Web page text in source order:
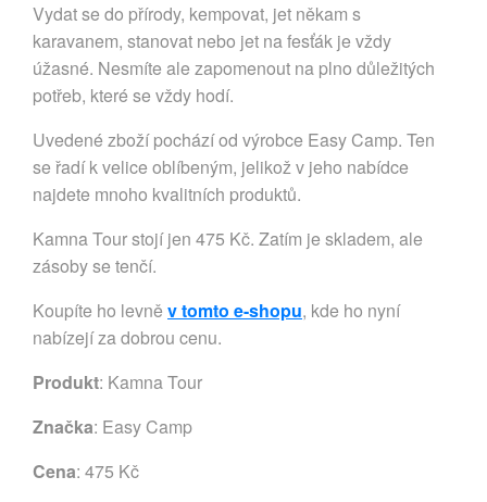
Vydat se do přírody, kempovat, jet někam s
karavanem, stanovat nebo jet na fesťák je vždy
úžasné. Nesmíte ale zapomenout na plno důležitých
potřeb, které se vždy hodí.
Uvedené zboží pochází od výrobce Easy Camp. Ten
se řadí k velice oblíbeným, jelikož v jeho nabídce
najdete mnoho kvalitních produktů.
Kamna Tour stojí jen 475 Kč. Zatím je skladem, ale
zásoby se tenčí.
Koupíte ho levně v tomto e-shopu, kde ho nyní
nabízejí za dobrou cenu.
Produkt: Kamna Tour
Značka: Easy Camp
Cena: 475 Kč